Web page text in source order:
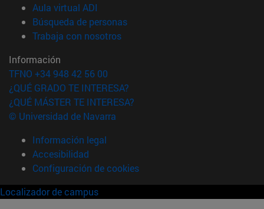
Aula virtual ADI
Búsqueda de personas(abre en nueva ventana)
Trabaja con nosotros(abre en nueva ventana)
Información
TFNO +34 948 42 56 00
¿QUÉ GRADO TE INTERESA?
¿QUÉ MÁSTER TE INTERESA?
© Universidad de Navarra
Información legal
Accesibilidad
Configuración de cookies
Localizador de campus